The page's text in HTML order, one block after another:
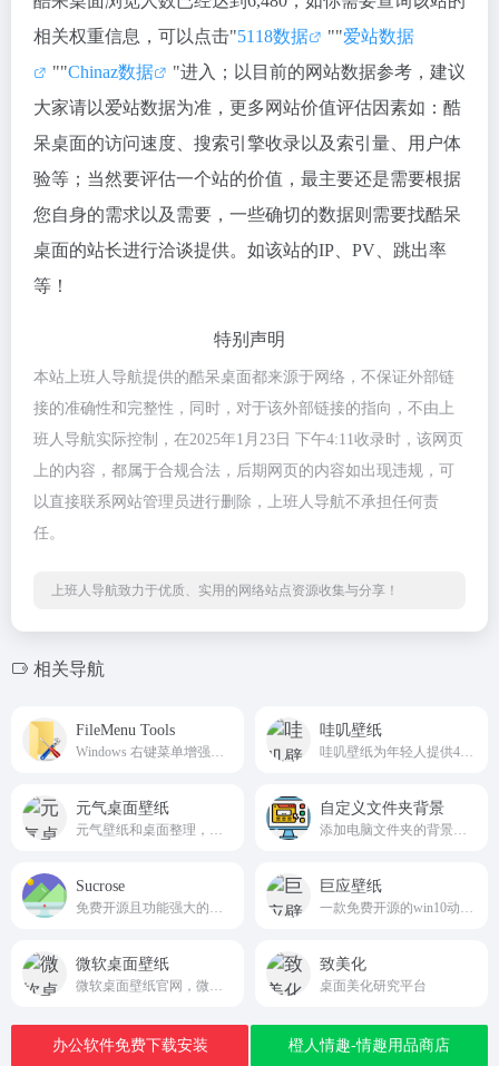
相关权重信息，可以点击"5118数据 ""爱站数据
""Chinaz数据
"进入；以目前的网站数据参考，建议
大家请以爱站数据为准，更多网站价值评估因素如：酷
呆桌面的访问速度、搜索引擎收录以及索引量、用户体
验等；当然要评估一个站的价值，最主要还是需要根据
您自身的需求以及需要，一些确切的数据则需要找酷呆
桌面的站长进行洽谈提供。如该站的IP、PV、跳出率
等！
特别声明
本站上班人导航提供的酷呆桌面都来源于网络，不保证外部链
接的准确性和完整性，同时，对于该外部链接的指向，不由上
班人导航实际控制，在2025年1月23日 下午4:11收录时，该网页
上的内容，都属于合规合法，后期网页的内容如出现违规，可
以直接联系网站管理员进行删除，上班人导航不承担任何责
任。
上班人导航致力于优质、实用的网络站点资源收集与分享！
相关导航
FileMenu Tools 哇叽壁纸
元气桌面壁纸 自定义文件夹背景
Sucrose 巨应壁纸
微软桌面壁纸 致美化
桌面美化研究平台
办公软件免费下载安装 橙人情趣-情趣用品商店